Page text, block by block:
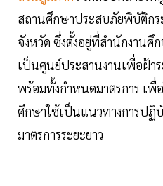
สถานศึกษาประสบภัยพิบัติกร
จังหวัด ซึ่งตั้งอยู่ที่สำนักงานศึ
เป็นศูนย์ประสานงานเพื่อฝ้า
พร้อมทั้งกำหนดมาตรการ เพื่
ศึกษาใช้เป็นแนวทางการปฏิ
มาตรการระยะยาว